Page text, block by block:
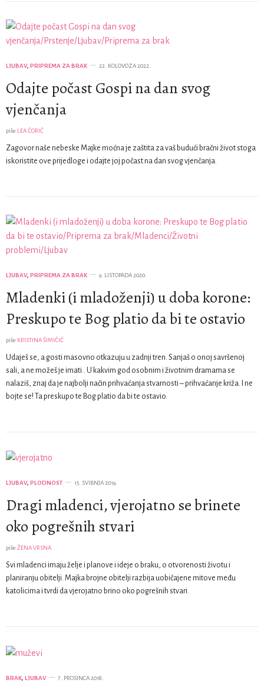
LJUBAV, PRIPREMA ZA BRAK 22. KOLOVOZA 2022.
Odajte počast Gospi na dan svog
vjenčanja
piše LEA ČORIĆ
Zagovor naše nebeske Majke moćna je zaštita za vaš budući bračni život stoga
iskoristite ove prijedloge i odajte joj počast na dan svog vjenčanja.
LJUBAV, PRIPREMA ZA BRAK 9. LISTOPADA 2020.
Mladenki (i mladoženji) u doba korone:
Preskupo te Bog platio da bi te ostavio
piše KRISTINA ŠIMIČIĆ
Udaješ se, a gosti masovno otkazuju u zadnji tren. Sanjaš o onoj savršenoj
sali, a ne možeš je imati.. U kakvim god osobnim i životnim dramama se
nalaziš, znaj da je najbolji način prihvaćanja stvarnosti – prihvaćanje križa. I ne
bojte se! Ta preskupo te Bog platio da bi te ostavio.
LJUBAV, PLODNOST 15. SVIBNJA 2019.
Dragi mladenci, vjerojatno se brinete
oko pogrešnih stvari
piše ŽENA VRSNA
Svi mladenci imaju želje i planove i ideje o braku, o otvorenosti životu i
planiranju obitelji. Majka brojne obitelji razbija uobičajene mitove među
katolicima i tvrdi da vjerojatno brino oko pogrešnih stvari.
BRAK, LJUBAV 7. PROSINCA 2018.